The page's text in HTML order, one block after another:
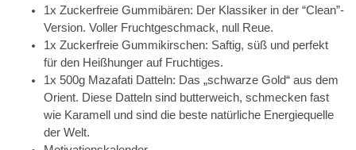
1x Zuckerfreie Gummibären: Der Klassiker in der “Clean”-
Version. Voller Fruchtgeschmack, null Reue.
1x Zuckerfreie Gummikirschen: Saftig, süß und perfekt
für den Heißhunger auf Fruchtiges.
1x 500g Mazafati Datteln: Das „schwarze Gold“ aus dem
Orient. Diese Datteln sind butterweich, schmecken fast
wie Karamell und sind die beste natürliche Energiequelle
der Welt.